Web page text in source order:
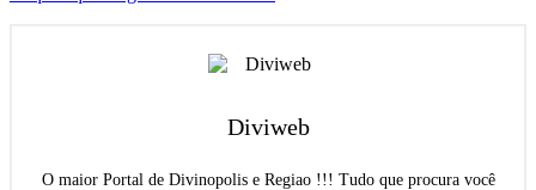
Diviweb
O maior Portal de Divinopolis e Regiao !!! Tudo que procura você